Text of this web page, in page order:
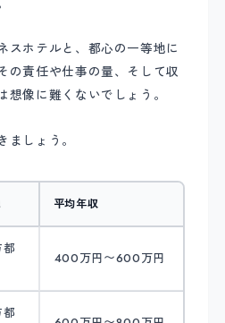
スホテルと、都心の一等地に
の責任や仕事の量、そして収
像に難くないでしょう。
しょう。
平均年収
400万円〜600万円